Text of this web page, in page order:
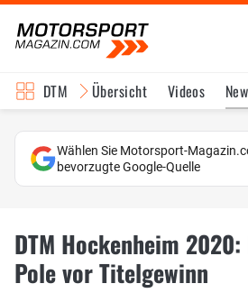
DTM Übersicht Videos
Wählen Sie Motorsport-
bevorzugte Google-Quelle
DTM Hockenheim
Pole vor Titelgewinn